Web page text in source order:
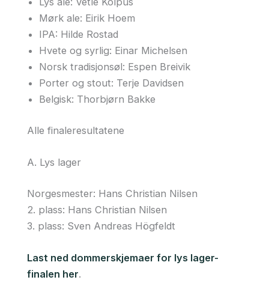
Mørk ale: Eirik Hoem
IPA: Hilde Rostad
Hvete og syrlig: Einar Michelsen
Norsk tradisjonsøl: Espen Breivik
Porter og stout: Terje Davidsen
Belgisk: Thorbjørn Bakke
Alle finaleresultatene
A. Lys lager
Norgesmester: Hans Christian Nilsen
2. plass: Hans Christian Nilsen
3. plass: Sven Andreas Högfeldt
Last ned dommerskjemaer for lys lager-
finalen her.